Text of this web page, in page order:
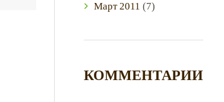
Март2011 (7)
КОММЕНТАРИИ